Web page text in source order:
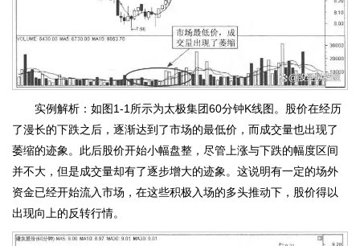
实例解析：如图1-1所示为太极集团60分钟K线图。股价在经历
了漫长的下跌之后，逐渐达到了市场的最低价，而成交量也出现了
萎缩的迹象。此后股价开始小幅盘整，尽管上涨与下跌的幅度区间
并不大，但是成交量却有了逐步增大的迹象。这说明有一定的场外
资金已经开始流入市场，在这些积极入场的多头推动下，股价得以
出现向上的反转行情。